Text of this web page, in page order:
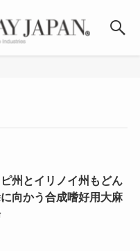
州とイリノイ州もどん
向かう合成嗜好用大麻